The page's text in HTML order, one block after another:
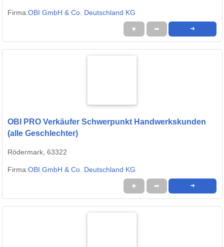
Firma:OBI GmbH & Co. Deutschland KG
★ ➦ ➜
OBI PRO Verkäufer Schwerpunkt Handwerkskunden
(alle Geschlechter)
Rödermark, 63322
Firma:OBI GmbH & Co. Deutschland KG
★ ➦ ➜